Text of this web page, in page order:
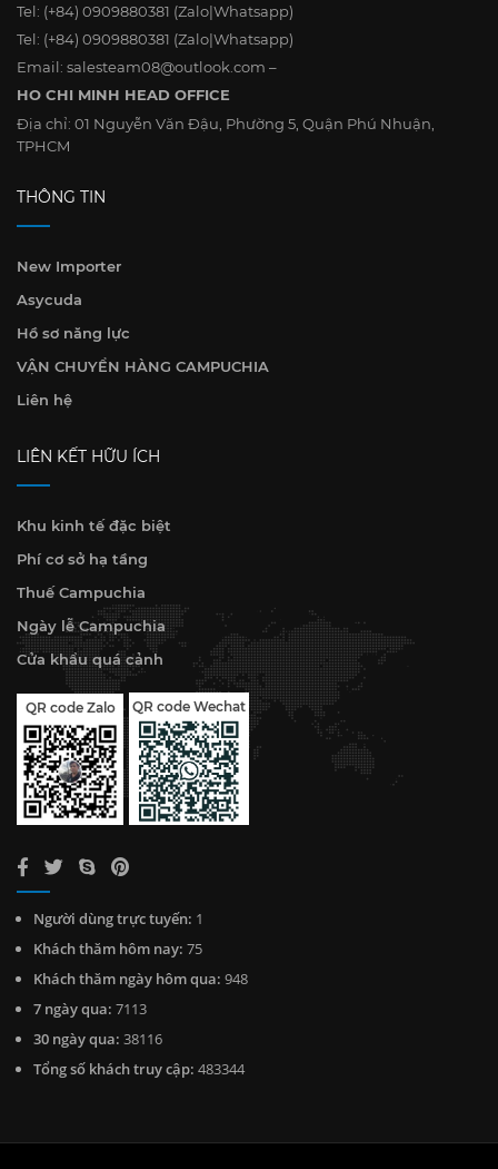
Tel: (+84) 0909880381 (Zalo|Whatsapp)
Tel: (+84) 0909880381 (Zalo|Whatsapp)
Email: salesteam08@outlook.com –
HO CHI MINH HEAD OFFICE
Địa chỉ: 01 Nguyễn Văn Đậu, Phường 5, Quận Phú Nhuận,
TPHCM
THÔNG TIN
New Importer
Asycuda
Hồ sơ năng lực
VẬN CHUYỂN HÀNG CAMPUCHIA
Liên hệ
LIÊN KẾT HỮU ÍCH
Khu kinh tế đặc biệt
Phí cơ sở hạ tầng
Thuế Campuchia
Ngày lễ Campuchia
Cửa khẩu quá cảnh
QR code Zalo QR code Wechat
Người dùng trực tuyến: 1
Khách thăm hôm nay: 75
Khách thăm ngày hôm qua: 948
7 ngày qua: 7113
30 ngày qua: 38116
Tổng số khách truy cập: 483344